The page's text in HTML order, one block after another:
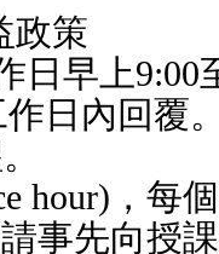
政策
日早上
作日內回覆
hour)，每
事先向授